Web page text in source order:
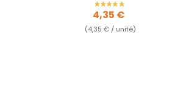
Prix
4,35 €
(4,35 € / unité)